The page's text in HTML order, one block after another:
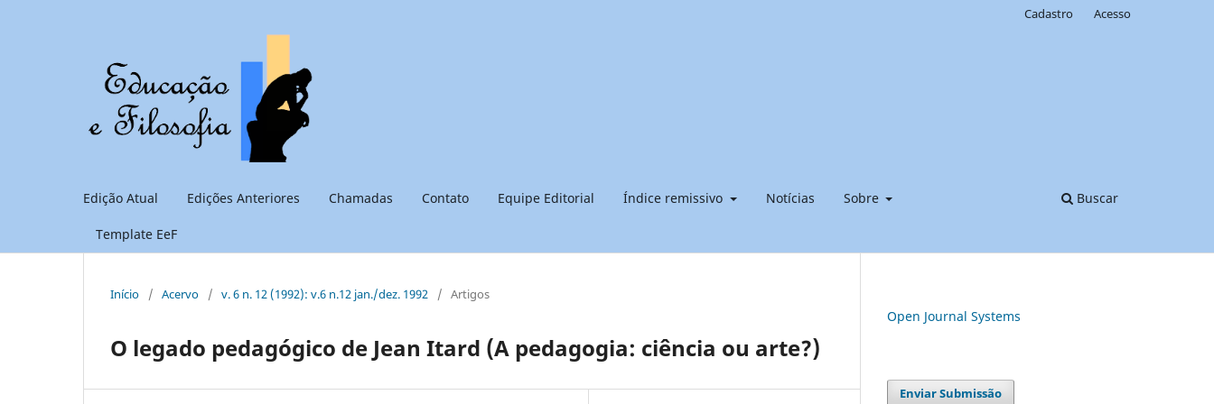
Edição Atual Edições Anteriores Chamadas Contato Equipe Editorial Índice remissivo Notícias Sobre
Template EeF
Buscar
Cadastro Acesso
Início / Acervo / v. 6 n. 12 (1992): v.6 n.12 jan./dez. 1992 / Artigos
O legado pedagógico de Jean Itard (A pedagogia: ciência ou arte?)
Open Journal Systems
Enviar Submissão